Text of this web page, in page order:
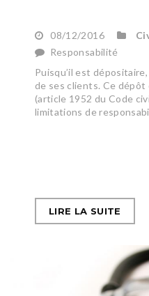
08/12/2016
Responsabilité
Puisqu’il est
de ses clients. Ce
(article 1952 du Code
limitations de
LIRE LA SUITE